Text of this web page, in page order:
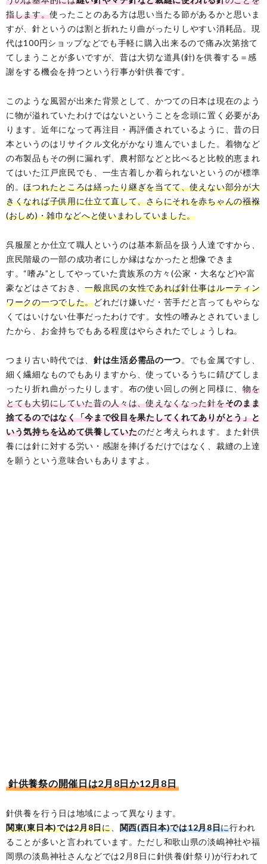
指します。使ったことのある方は思い当たる節があるかと思いま
すが、針というのは割と折れたり曲がったりしやすい消耗品。現
代は100円ショップなどでも手軽に購入出来るので痛み次第捨て
てしまうことが多いですが、昔は大切な道具(針)を供養する＝感
謝をする機会を持つという行事が針供養です。
このような風習が出来た背景として、かつての日本は現在のよう
に物が溢れていたわけではないということを念頭に置く必要があ
ります。近年になって再注目・再評価されているように、昔の日
本というのはリサイクル文化がかなり進んでいました。着物など
の布製品もその例に漏れず、農村部などと比べると比較的恵まれ
てはいた江戸庶民でも、一生古着しか着られないというのが標準
的。ほつれたところは繕ったり継ぎを当てて、使えない部分が大
きくなれば子供用に仕立て直して、さらにそれを赤ちゃんの襁褓
(おしめ)・雑巾などへと使いまわしていました。
呉服屋とか仕立て職人というのは基本新品を扱う人達ですから、
庶民階級の一部の成功者にしか縁はなかったと想像できま
す。“嗜み”としてやっていた貴族系の方々(公家・大名など)や富
豪などはさておき、一般庶民の女性であれば針仕事はルーティン
ワークの一つでした。どれだけ嫌いだ・苦手だと言ってもやらな
くてはいけない仕事だったわけです。女性の嗜みとされていまし
たから、お金持ちでもある程度はやらされたでしょうしね。
つまり古い時代では、 針は生活必需品の一つ。でも金属ですし、
細く繊細なものでもありますから、使っているうちに錆びてしま
ったり折れ曲がったりします。布の使い回しの例と同様に、 物を
とても大切にしていた昔の人々は、使えなくなった針をそのまま
捨てるのではなく「今まで役目を果たしてくれてありがとう」と
いう気持ちを込めて供養していたのだと考えられます。また針供
養には針に対する労い・感謝を捧げるだけではなく、裁縫の上達
を願うという意味合いもありますよ。
針供養祭の開催日は2月8日か12月8日
針供養を行う日は地域によって異なります。
関東(東日本)では2月8日に、 関西(西日本)では12月8日に行われ
ることが多いと言われています。ただし和歌山県の淡嶋神社や福
岡県の淡島神社さんなどでは2月8日に針供養(針祭り)が行われて